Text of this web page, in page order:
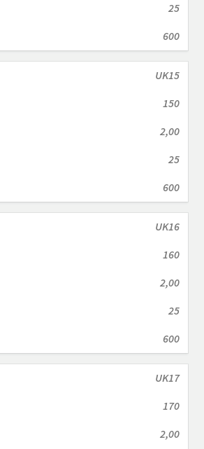
25
600
UK15
150
2,00
25
600
UK16
160
2,00
25
600
UK17
170
2,00